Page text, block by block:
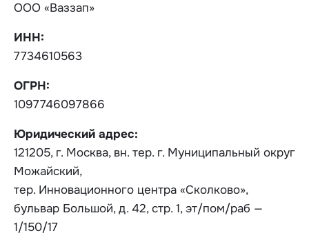
ООО «Ваззап»
ИНН:
7734610563
ОГРН:
1097746097866
Юридический адрес:
121205, г. Москва, вн. тер. г. Муниципальный округ
Можайский,
тер. Инновационного центра «Сколково»,
бульвар Большой, д. 42, стр. 1, эт/пом/раб —
1/150/17